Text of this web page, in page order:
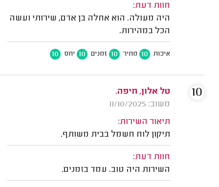
חוות דעת:
היה מעולה. הוא אחלה בן אדם, שירותי ועשה
הכל במהירות.
איכות 10 מחיר 10 זמנים 10 יחס 10
טל אלון, חיפה.
משוב: 11/10/2025
תיאור השירות:
תיקון לוח חשמל בבית משותף.
חוות דעת:
השירות היה טוב. עמד בזמנים.
10